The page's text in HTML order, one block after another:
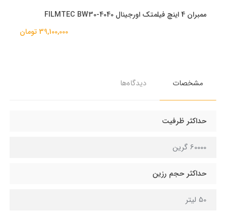
ممبران 4 اینچ فیلمتک اورجینال FILMTEC BW30-4040
39,100,000 تومان
مشخصات دیدگاه‌ها
حداکثر ظرفیت
60000 گرین
حداکثر حجم رزین
50 لیتر